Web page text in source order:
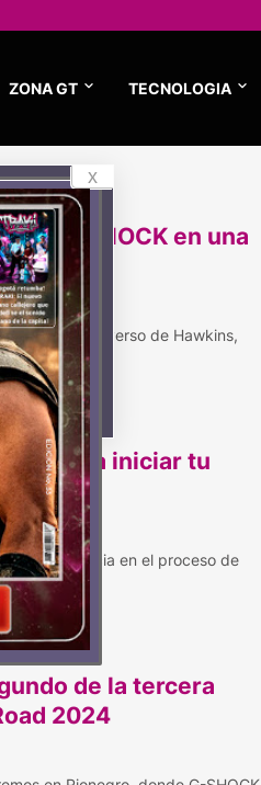
ZONA GT TECNOLOGIA
y G-SHOCK en una
en el universo de Hawkins,
para iniciar tu
la diferencia en el proceso de
de la tercera
2024
x